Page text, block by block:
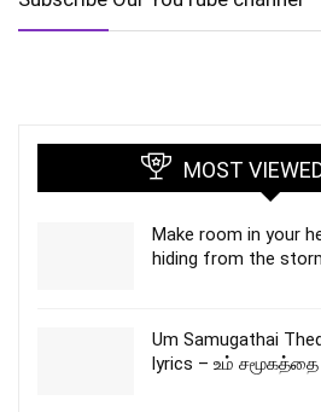
MOST
Make room in your
hiding from the
Um Samugathai
lyrics – உம் சமூகத்தை